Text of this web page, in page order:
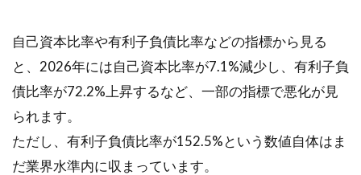
自己資本比率や有利子負債比率などの指標から見る
と、2026年には自己資本比率が7.1%減少し、有利子負
債比率が72.2%上昇するなど、一部の指標で悪化が見
られます。
ただし、有利子負債比率が152.5%という数値自体はま
だ業界水準内に収まっています。